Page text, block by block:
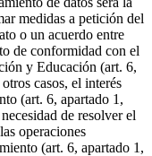
medidas a petición del
o un acuerdo entre
de conformidad con el
y Educación (art. 6,
casos, el interés
(art. 6, apartado 1,
de resolver el
operaciones
(art. 6, apartado 1,